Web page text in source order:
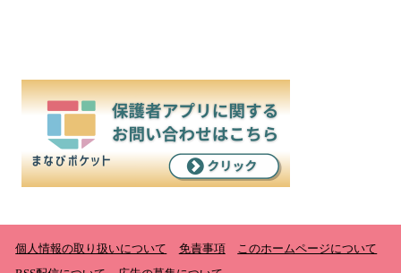
個人情報の取り扱いについて 免責事項
このホームページについて